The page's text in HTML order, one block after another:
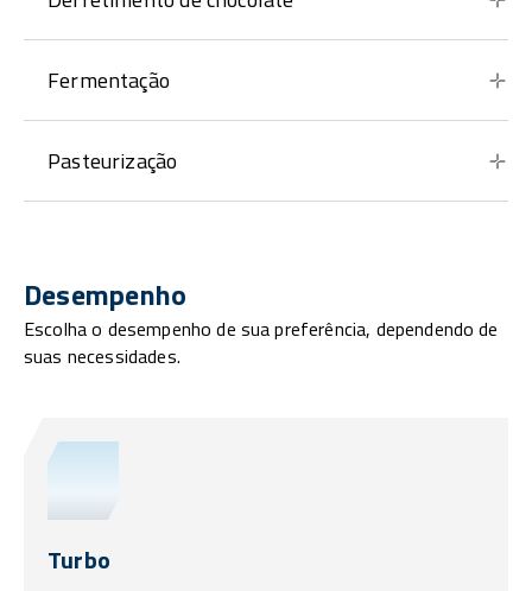
Fermentação
Pasteurização
Desempenho
Escolha o desempenho de sua preferência, dependendo de
suas necessidades.
Turbo